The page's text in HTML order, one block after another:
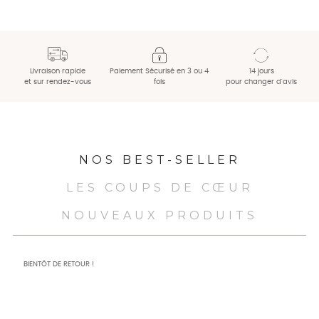
Livraison rapide
et sur rendez-vous
Paiement Sécurisé en 3 ou 4
fois
14 jours
pour changer d'avis
NOS BEST-SELLER
LES COUPS DE CŒUR
NOUVEAUX PRODUITS
BIENTÔT DE RETOUR !